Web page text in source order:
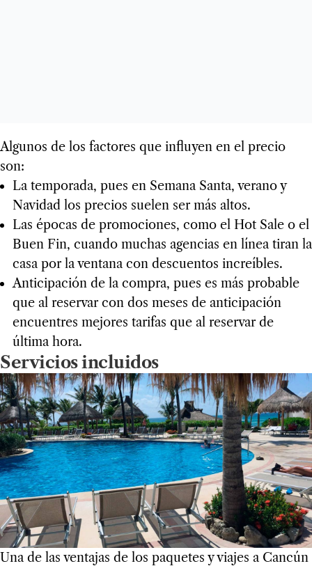
Algunos de los factores que influyen en el precio
son:
La temporada, pues en Semana Santa, verano y
Navidad los precios suelen ser más altos.
Las épocas de promociones, como el Hot Sale o el
Buen Fin, cuando muchas agencias en línea tiran la
casa por la ventana con descuentos increíbles.
Anticipación de la compra, pues es más probable
que al reservar con dos meses de anticipación
encuentres mejores tarifas que al reservar de
última hora.
Servicios incluidos
Una de las ventajas de los paquetes y viajes a Cancún